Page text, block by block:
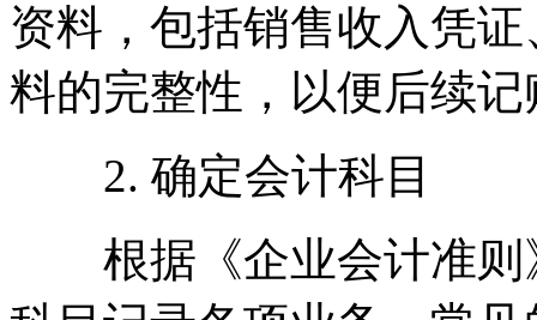
资料，包括销售收入凭
料的完整性，以便后续记
2. 确定会计科目
根据《企业会计准则